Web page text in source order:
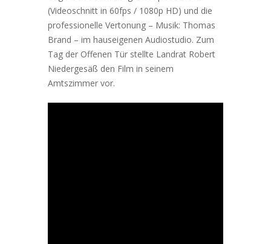
(Videoschnitt in 60fps / 1080p HD) und die
professionelle Vertonung – Musik: Thomas
Brand – im hauseigenen Audiostudio. Zum
Tag der Offenen Tür stellte Landrat Robert
Niedergesäß den Film in seinem
Amtszimmer vor.